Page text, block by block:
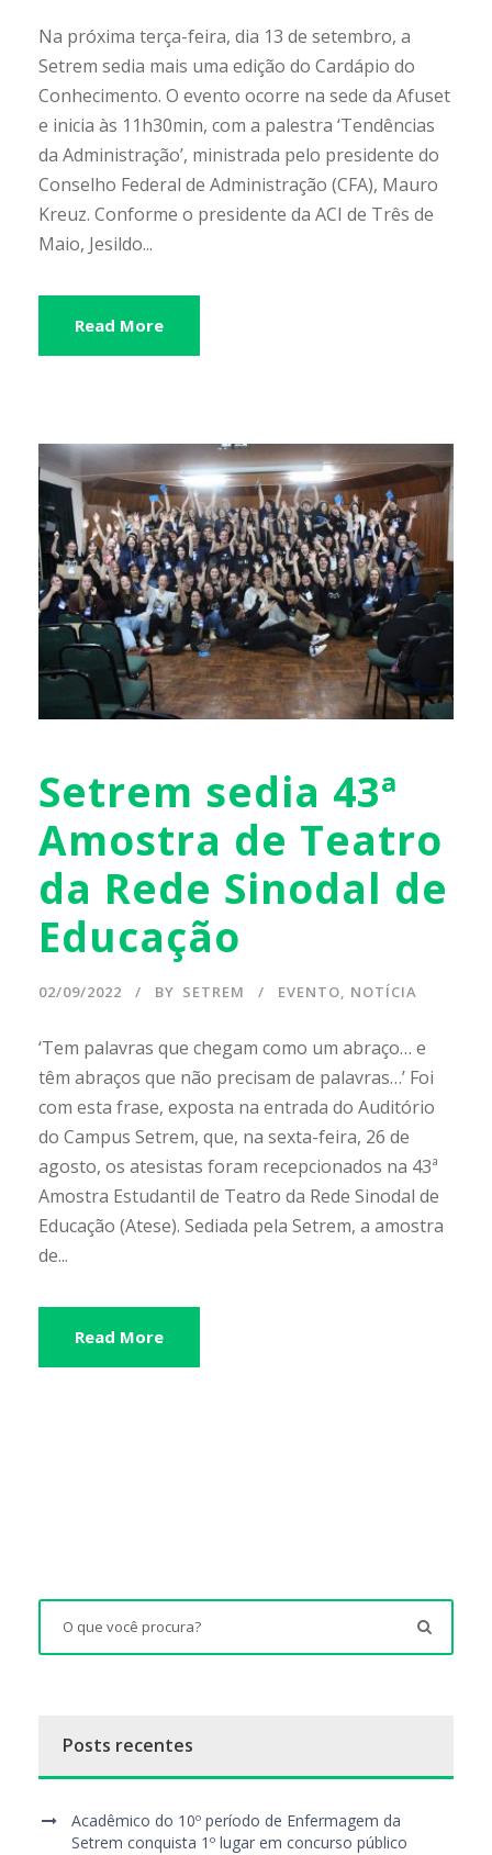
Na próxima terça-feira, dia 13 de setembro, a
Setrem sedia mais uma edição do Cardápio do
Conhecimento. O evento ocorre na sede da Afuset
e inicia às 11h30min, com a palestra ‘Tendências
da Administração’, ministrada pelo presidente do
Conselho Federal de Administração (CFA), Mauro
Kreuz. Conforme o presidente da ACI de Três de
Maio, Jesildo...
Read More
Setrem sedia 43ª
Amostra de Teatro
da Rede Sinodal de
Educação
02/09/2022 BY SETREM EVENTO, NOTÍCIA
‘Tem palavras que chegam como um abraço… e
têm abraços que não precisam de palavras…’ Foi
com esta frase, exposta na entrada do Auditório
do Campus Setrem, que, na sexta-feira, 26 de
agosto, os atesistas foram recepcionados na 43ª
Amostra Estudantil de Teatro da Rede Sinodal de
Educação (Atese). Sediada pela Setrem, a amostra
de...
Read More
Posts recentes
Acadêmico do 10º período de Enfermagem da
Setrem conquista 1º lugar em concurso público